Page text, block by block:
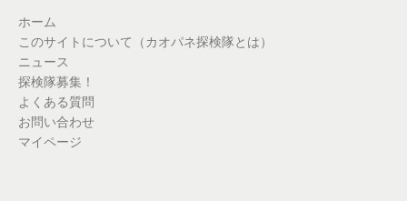
ホーム
このサイトについて（カオパネ探検隊とは）
ニュース
探検隊募集！
よくある質問
お問い合わせ
マイページ